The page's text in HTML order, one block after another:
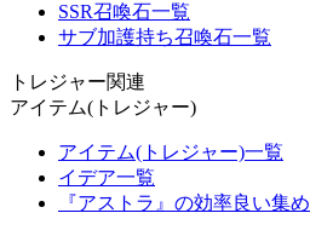
SSR召喚石一覧
サブ加護持ち召喚石一覧
トレジャー関連
アイテム(トレジャー)
アイテム(トレジャー)一覧
イデア一覧
『アストラ』の効率良い集